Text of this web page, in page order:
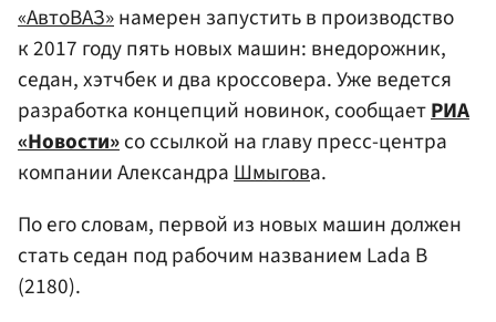
«АвтоВАЗ»намерен запустить в производство
к 2017 году пять новых машин: внедорожник,
седан, хэтчбек и два кроссовера. Уже ведется
разработка концепций новинок, сообщаетРИА
«Новости»со ссылкой на главу пресс-центра
компании АлександраШмыгова.
По его словам, первой из новых машин должен
стать седан под рабочим названием Lada B
(2180).